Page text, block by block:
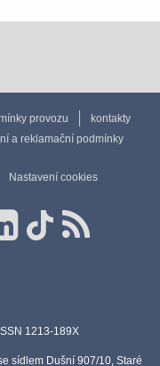
provozu
kontakty
a reklamační podmínky
Nastavení cookies
1213-189X
sídlem Dušní 907/10, Staré